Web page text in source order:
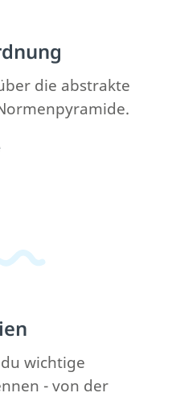
die abstrakte
wichtige
- von der